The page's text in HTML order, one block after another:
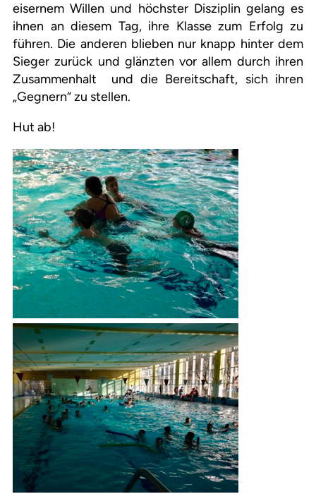
eisernem Willen und höchster Disziplin gelang es
ihnen an diesem Tag, ihre Klasse zum Erfolg zu
führen. Die anderen blieben nur knapp hinter dem
Sieger zurück und glänzten vor allem durch ihren
Zusammenhalt und die Bereitschaft, sich ihren
„Gegnern“ zu stellen.
Hut ab!